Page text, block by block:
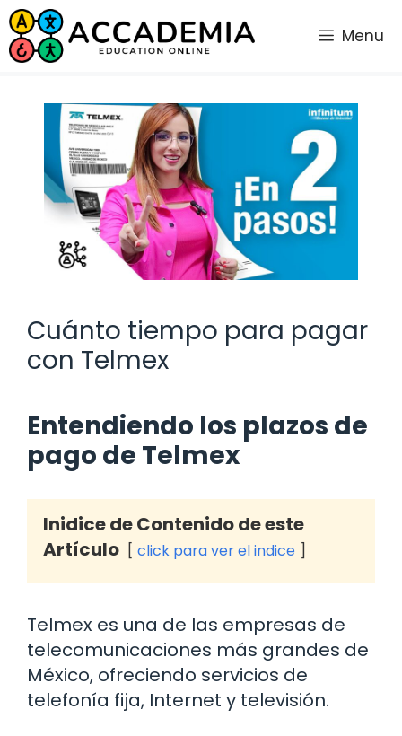
Saltar
al
contenido
Menu
Cuánto tiempo para pagar
con Telmex
Entendiendo los plazos de
pago de Telmex
Inidice de Contenido de este
Artículo
click para ver el indice
Telmex es una de las empresas de
telecomunicaciones más grandes de
México, ofreciendo servicios de
telefonía fija, Internet y televisión.